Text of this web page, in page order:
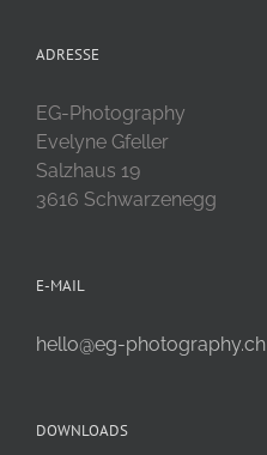
ADRESSE
EG-Photography
Evelyne Gfeller
Salzhaus 19
3616 Schwarzenegg
E-MAIL
hello@eg-photography.ch
DOWNLOADS